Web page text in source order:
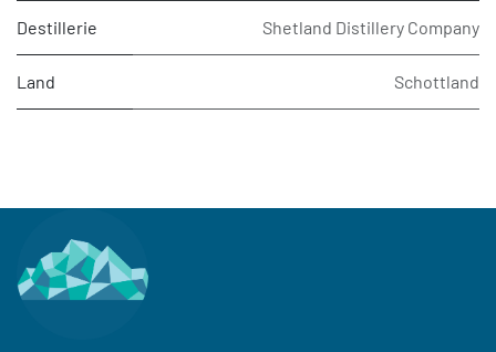
Destillerie Shetland Distillery Company
Land Schottland